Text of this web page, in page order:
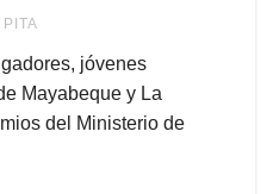
jóvenes
Mayabeque y La
del Ministerio de